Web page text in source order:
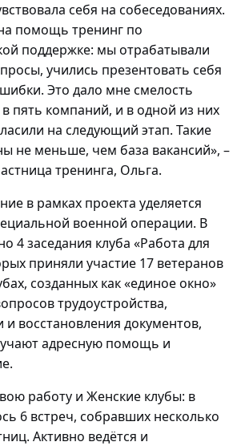
себя на собеседованиях.
помощь тренинг по
поддержке: мы отрабатывали
учились презентовать себя
Это дало мне смелость
пять компаний, и водной из них
на следующий этап. Такие
не меньше, чем база вакансий», –
тренинга, Ольга.
в рамках проекта уделяется
военной операции. В
4 заседания клуба «Работа для
приняли участие 17 ветеранов
созданных как «единое окно»
трудоустройства,
и восстановления документов,
адресную помощь и
работу и Женские клубы: в
6 встреч, собравших несколько
. Активно ведётся и